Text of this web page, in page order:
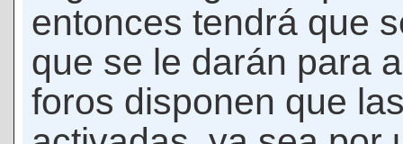
entonces tendrá que
que se le darán para
foros disponen que